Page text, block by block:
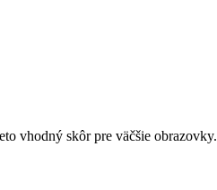
vhodný skôr pre väčšie obrazovky.